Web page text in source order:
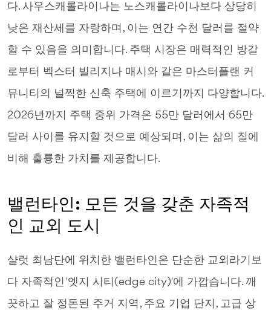
다. 사우스캐롤라이나는 노스캐롤라이나보다 상당히
낮은 재산세를 자랑하며, 이는 연간 수천 달러를 절약
할 수 있음을 의미합니다. 주택 시장은 매력적인 방갈
로부터 벡스터 빌리지나 매시와 같은 마스터플랜 커
뮤니티의 널찍한 신축 주택에 이르기까지 다양합니다.
2026년까지 주택 중위 가격은 55만 달러에서 65만
달러 사이를 유지할 것으로 예상되며, 이는 삶의 질에
비해 훌륭한 가치를 제공합니다.
밸런타인: 모든 것을 갖춘 자족적
인 교외 도시
샬럿 최남단에 위치한 밸런타인은 단순한 교외라기보
다 자족적인 '엣지 시티(edge city)'에 가깝습니다. 깨
끗하고 잘 정돈된 주거 지역, 주요 기업 단지, 고급 상